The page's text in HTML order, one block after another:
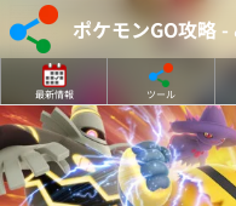
ポケモンGO攻略 -
最新情報 ツール